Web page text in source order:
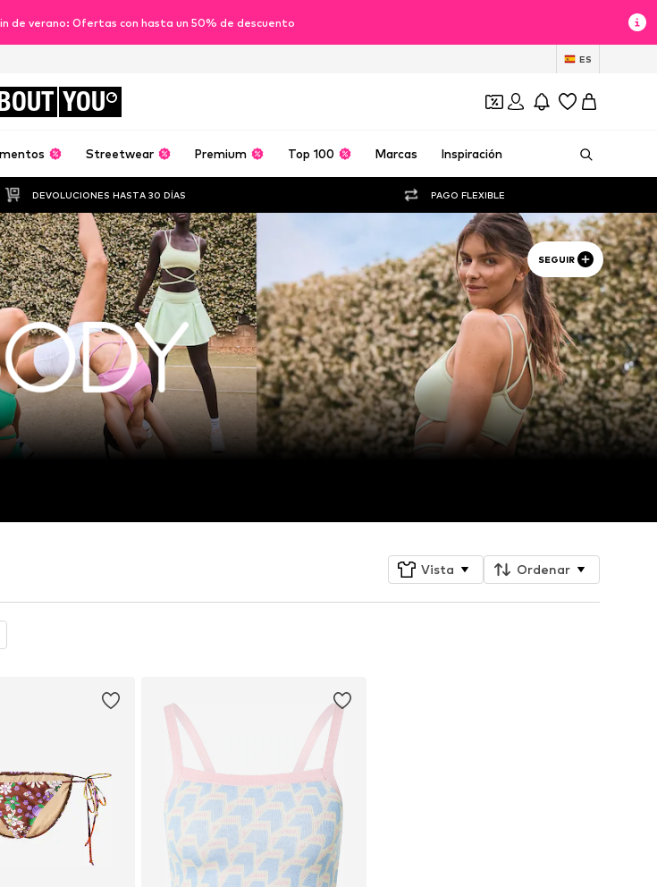
de verano: Ofertas con hasta un 50% de descuento
ES
YOU
Streetwear Premium Top 100 Marcas Inspiración
DEVOLUCIONES HASTA 30 DÍAS PAGO FLEXIBLE
SEGUIR
Vista Ordenar